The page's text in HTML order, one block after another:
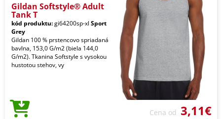
Gildan Softstyle® Adult
Tank T
kód produktu:gi64200sp-xl Sport
Grey
Gildan 100 % prstencovo spriadaná
bavlna, 153,0 G/m2 (biela 144,0
G/m2). Tkanina Softstyle s vysokou
hustotou stehov, vy
Cena od 3,11€